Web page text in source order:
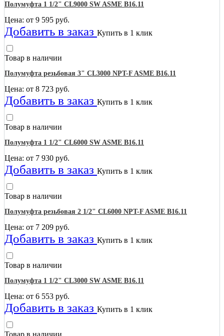
Полумуфта 1 1/2" CL9000 SW ASME B16.11
Цена: от 9 595 руб.
Добавить в заказ Купить в 1 клик
Товар в наличии
Полумуфта резьбовая 3" CL3000 NPT-F ASME B16.11
Цена: от 8 723 руб.
Добавить в заказ Купить в 1 клик
Товар в наличии
Полумуфта 1 1/2" CL6000 SW ASME B16.11
Цена: от 7 930 руб.
Добавить в заказ Купить в 1 клик
Товар в наличии
Полумуфта резьбовая 2 1/2" CL6000 NPT-F ASME B16.11
Цена: от 7 209 руб.
Добавить в заказ Купить в 1 клик
Товар в наличии
Полумуфта 1 1/2" CL3000 SW ASME B16.11
Цена: от 6 553 руб.
Добавить в заказ Купить в 1 клик